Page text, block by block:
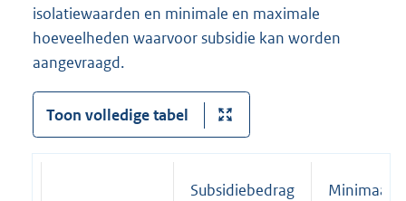
isolatiewaarden en minimale en maximale
hoeveelheden waarvoor subsidie kan worden
aangevraagd.
Toon volledige tabel
Subsidiebedrag
Minimaal